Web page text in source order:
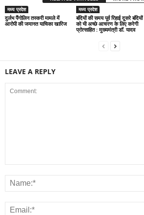
मध्य प्रदेश
दुर्लभ पैंगोलिन तस्करी मामले में
आरोपी की जमानत याचिका खारिज
मध्य प्रदेश
बंदियों की समय पूर्व रिहाई दूसरे बंदियों
को भी अच्छे आचरण के लिए करेगी
प्रोत्साहित : मुख्यमंत्री डॉ. यादव
LEAVE A REPLY